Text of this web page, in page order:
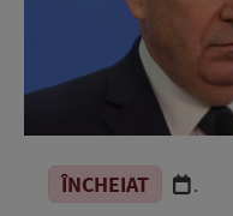
ÎNCHEIAT .